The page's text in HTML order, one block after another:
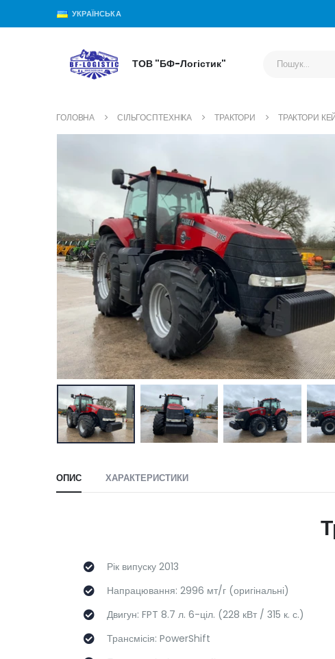
УКРАЇНСЬКА
ТОВ "БФ-Логістик"
ГОЛОВНА СІЛЬГОСПТЕХНІКА ТРАКТОРИ ТРАКТОРИ
ОПИС ХАРАКТЕРИСТИКИ
Рік випуску 2013
Напрацювання: 2996 мт/г (оригінальні)
Двигун: FPT 8.7 л. 6-ціл. (228 кВт / 315 к. с.)
Трансмісія: PowerShift